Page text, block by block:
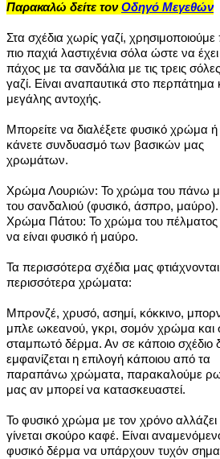
Παρακαλώ δείτε τονΟδηγό Μεγεθών
Στα σχέδια χωρίς γαζί, χρησιμοποιούμε
πιο παχιά λαστιχένια σόλα ώστε να έχει
πάχος με τα σανδάλια με τις τρεις
γαζί. Είναι αναπαυτικά στο περπάτημα
μεγάλης αντοχής.
Μπορείτε να διαλέξετε φυσικό χρώμα
κάνετε συνδυασμό των βασικών μας
χρωμάτων.
Χρώμα Λουριών: Το χρώμα του πάνω
του σανδαλιού (φυσικό, άσπρο, μαύρο).
Χρώμα Πάτου: Το χρώμα του πέλματος
να είναι φυσικό ή μαύρο.
Τα περισσότερα σχέδια μας
περισσότερα χρώματα:
Μπρονζέ, χρυσό, ασημί, κόκκινο,
μπλε ωκεανού, γκρι, σομόν χρώμα και
σταμπωτό δέρμα. Αν σε κάποιο σχέδιο
εμφανίζεται η επιλογή κάποιου από τα
παραπάνω χρώματα, παρακαλούμε
μας αν μπορεί να κατασκευαστεί.
Το φυσικό χρώμα με τον χρόνο αλλάζει
γίνεται σκούρο καφέ. Είναι
φυσικό δέρμα να υπάρχουν τυχόν